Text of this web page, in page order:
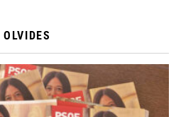
OLVIDES